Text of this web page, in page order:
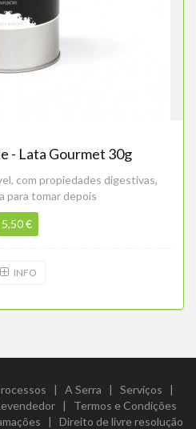
- Lata Gourmet 30g
com propiedades digestivas,
para tomar depois
5,50 €
INFO
| A Serra | Serviços |
| Termos e Condições
| Direito de livre resolução